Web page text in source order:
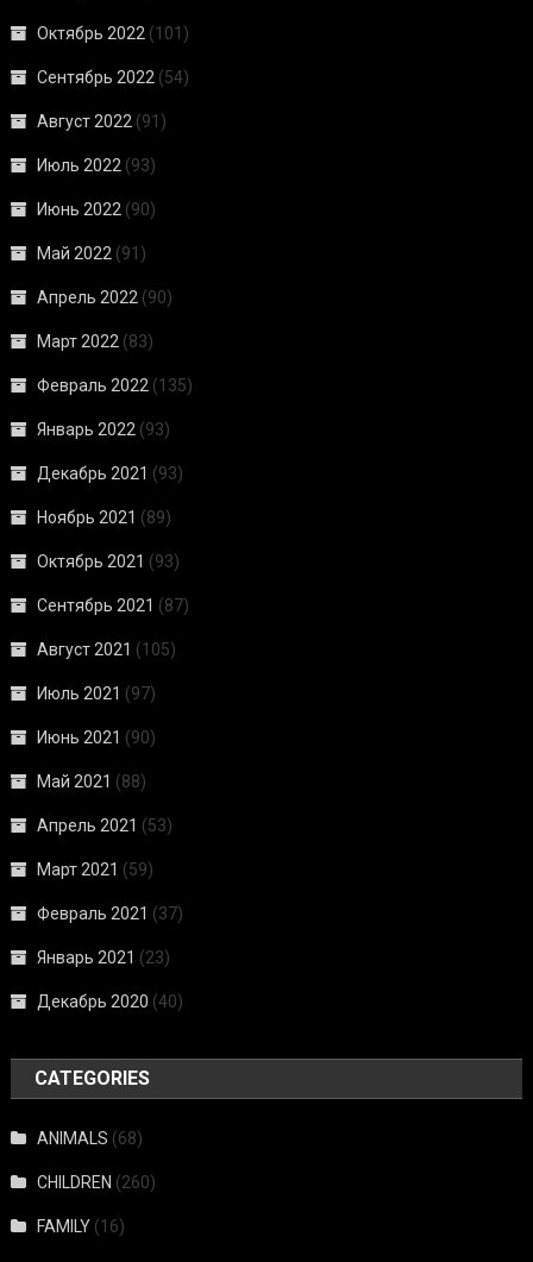
Октябрь 2022 (101)
Сентябрь 2022 (54)
Август 2022 (91)
Июль 2022 (93)
Июнь 2022 (90)
Май 2022 (91)
Апрель 2022 (90)
Март 2022 (83)
Февраль 2022 (135)
Январь 2022 (93)
Декабрь 2021 (93)
Ноябрь 2021 (89)
Октябрь 2021 (93)
Сентябрь 2021 (87)
Август 2021 (105)
Июль 2021 (97)
Июнь 2021 (90)
Май 2021 (88)
Апрель 2021 (53)
Март 2021 (59)
Февраль 2021 (37)
Январь 2021 (23)
Декабрь 2020 (40)
CATEGORIES
ANIMALS (68)
CHILDREN (260)
FAMILY (16)